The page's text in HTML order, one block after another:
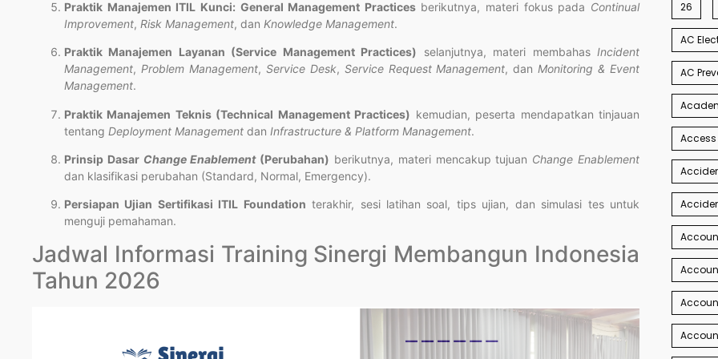
Praktik Manajemen ITIL Kunci: General Management Practicesberikutnya, materi fokus pada Continual
Improvement, Risk Management, dan Knowledge Management.
Praktik Manajemen Layanan (Service Management Practices) selanjutnya, materi membahas Incident
Management, Problem Management, Service Desk, Service Request Management, dan Monitoring & Event
Management.
Praktik Manajemen Teknis (Technical Management Practices) kemudian, peserta mendapatkan tinjauan
tentang Deployment Management dan Infrastructure & Platform Management.
Prinsip Dasar Change Enablement(Perubahan) berikutnya, materi mencakup tujuan Change Enablement
dan klasifikasi perubahan (Standard, Normal, Emergency).
Persiapan Ujian Sertifikasi ITIL Foundation terakhir, sesi latihan soal, tips ujian, dan simulasi tes untuk
menguji pemahaman.
Jadwal Informasi Training Sinergi Membangun Indonesia
Tahun 2026
26
AC
AC